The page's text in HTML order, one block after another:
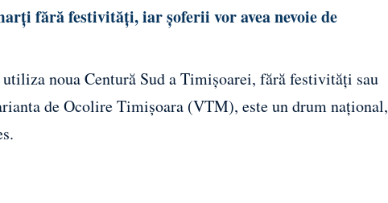
fără festivități, iar șoferii vor avea nevoie de
noua Centură Sud a Timișoarei, fără festivități sau
de Ocolire Timișoara (VTM), este un drum național,